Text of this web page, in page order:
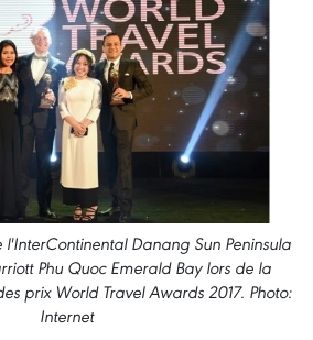
l'InterContinental Danang Sun Peninsula
Phu Quoc Emerald Bay lors de la
prix World Travel Awards 2017. Photo:
Internet